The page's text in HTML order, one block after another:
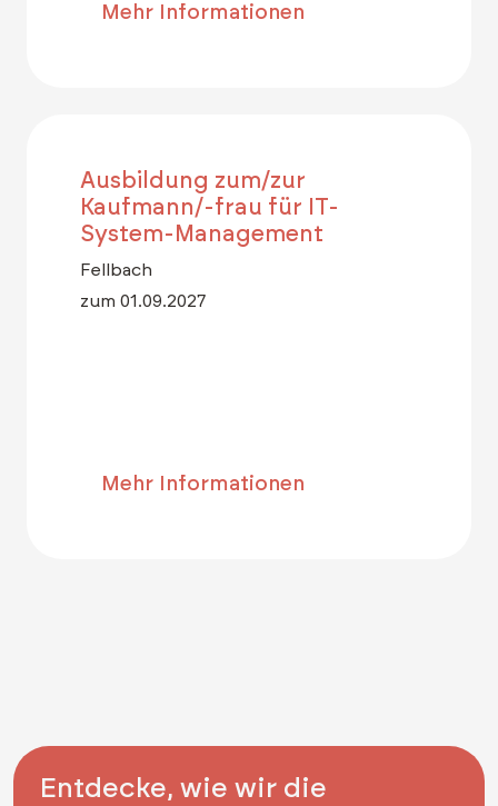
Mehr Informationen
Ausbildung zum/zur
Kaufmann/-frau für IT-
System-Management
Fellbach
zum 01.09.2027
Mehr Informationen
Entdecke, wie wir die